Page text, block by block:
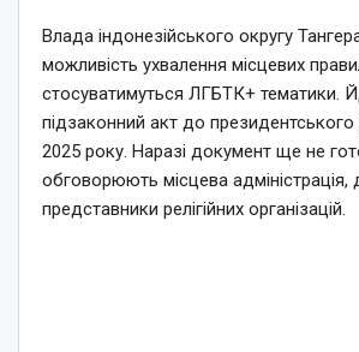
Влада індонезійського округу
можливість ухвалення місцевих
стосуватимуться ЛГБТК+ тематики.
підзаконний акт до
2025 року. Наразі документ ще не
обговорюють місцева адміністрація,
представники релігійних організацій.